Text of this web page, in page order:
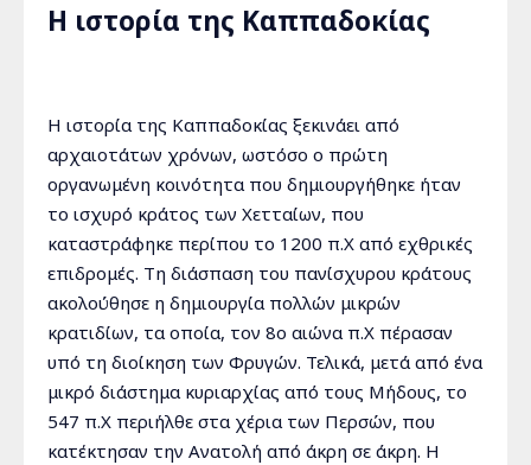
Η ιστορία της Καππαδοκίας
Η ιστορία της Καππαδοκίας ξεκινάει από
αρχαιοτάτων χρόνων, ωστόσο ο πρώτη
οργανωμένη κοινότητα που δημιουργήθηκε ήταν
το ισχυρό κράτος των Χετταίων, που
καταστράφηκε περίπου το 1200 π.Χ από εχθρικές
επιδρομές. Τη διάσπαση του πανίσχυρου κράτους
ακολούθησε η δημιουργία πολλών μικρών
κρατιδίων, τα οποία, τον 8ο αιώνα π.Χ πέρασαν
υπό τη διοίκηση των Φρυγών. Τελικά, μετά από ένα
μικρό διάστημα κυριαρχίας από τους Μήδους, το
547 π.Χ περιήλθε στα χέρια των Περσών, που
κατέκτησαν την Ανατολή από άκρη σε άκρη. Η